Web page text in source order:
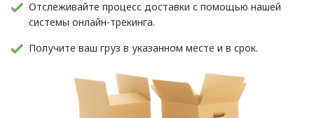
Отслеживайте процесс доставки с помощью нашей
системы онлайн-трекинга.
Получите ваш груз в указанном месте и в срок.